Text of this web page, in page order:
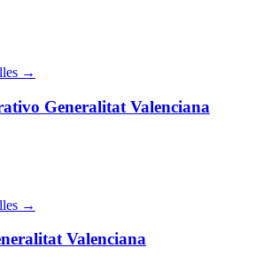
→
Generalitat Valenciana
→
Valenciana